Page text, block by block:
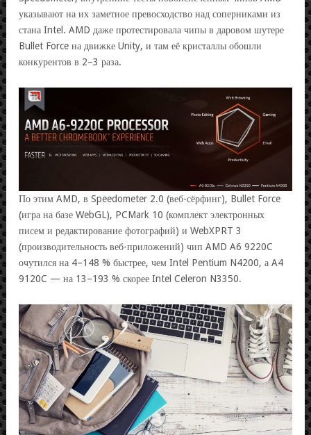
указывают на их заметное превосходство над соперниками из
стана Intel. AMD даже протестировала чипы в даровом шутере
Bullet Force на движке Unity, и там её кристаллы обошли
конкурентов в 2–3 раза.
По этим AMD, в Speedometer 2.0 (веб-сёрфинг), Bullet Force
(игра на базе WebGL), PCMark 10 (комплект электронных
писем и редактирование фотографий) и WebXPRT 3
(производительность веб-приложений) чип AMD A6 9220C
очутился на 4–148 % быстрее, чем Intel Pentium N4200, а A4
9120C — на 13–193 % скорее Intel Celeron N3350.